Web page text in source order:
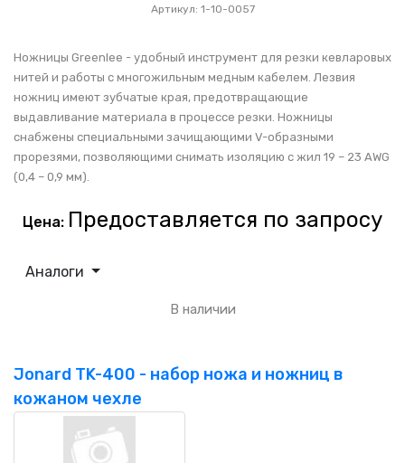
Артикул: 1-10-0057
Ножницы Greenlee - удобный инструмент для резки кевларовых
нитей и работы с многожильным медным кабелем. Лезвия
ножниц имеют зубчатые края, предотвращающие
выдавливание материала в процессе резки. Ножницы
снабжены специальными зачищающими V-образными
прорезями, позволяющими снимать изоляцию с жил 19 – 23 AWG
(0,4 – 0,9 мм).
Цена: Предоставляется по запросу
Аналоги
В наличии
Jonard TK-400 - набор ножа и ножниц в
кожаном чехле